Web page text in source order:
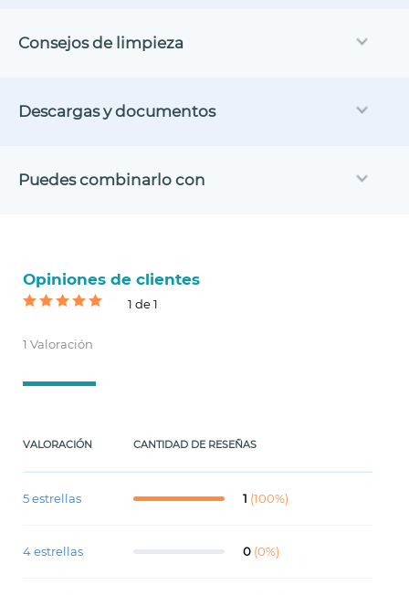
Consejos de limpieza
Descargas y documentos
Puedes combinarlo con
Opiniones de clientes
1 de 1
1 Valoración
VALORACIÓN CANTIDAD DE RESEÑAS
5 estrellas 1 (100%)
4 estrellas 0 (0%)